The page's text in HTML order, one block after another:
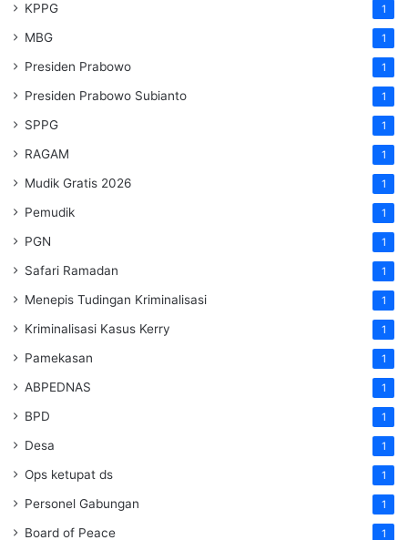
KPPG 1
MBG 1
Presiden Prabowo 1
Presiden Prabowo Subianto 1
SPPG 1
RAGAM 1
Mudik Gratis 2026 1
Pemudik 1
PGN 1
Safari Ramadan 1
Menepis Tudingan Kriminalisasi 1
Kriminalisasi Kasus Kerry 1
Pamekasan 1
ABPEDNAS 1
BPD 1
Desa 1
Ops ketupat ds 1
Personel Gabungan 1
Board of Peace 1